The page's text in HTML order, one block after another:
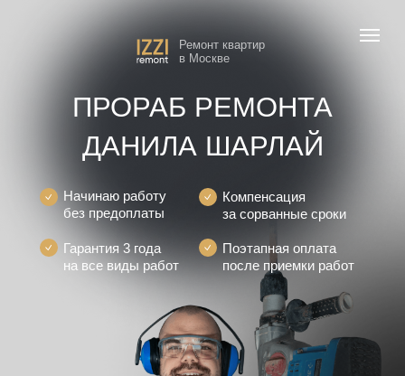
ПРОРАБ РЕМОНТА
ДАНИЛА ШАРЛАЙ
Начинаю работу
без предоплаты
Гарантия 3 года
на все виды работ
Компенсация
за сорванные сроки
Поэтапная оплата
после приемки работ
Ремонт квартир
в Москве
НАШИ РАБОТЫ ВИДЕО С